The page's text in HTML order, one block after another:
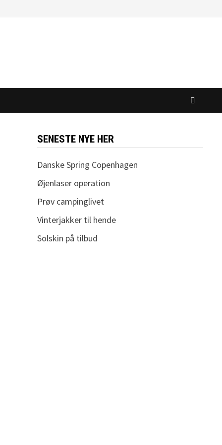
SENESTE NYE HER
Danske Spring Copenhagen
Øjenlaser operation
Prøv campinglivet
Vinterjakker til hende
Solskin på tilbud